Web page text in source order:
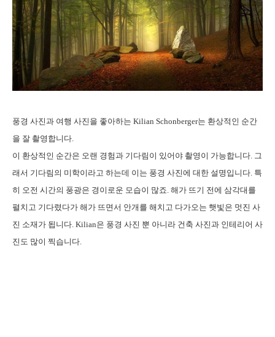
풍경 사진과 여행 사진을 좋아하는 Kilian Schonberger는 환상적인 순간
을 잘 촬영합니다.
이 환상적인 순간은 오랜 경험과 기다림이 있어야 촬영이 가능합니다. 그
래서 기다림의 미학이라고 하는데 이는 풍경 사진에 대한 설명입니다. 특
히 오전 시간의 풍광은 경이로운 모습이 많죠. 해가 뜨기 전에 삼각대를
펼치고 기다렸다가 해가 뜨면서 안개를 해치고 다가오는 햇빛은 멋진 사
진 소재가 됩니다. Kilian은 풍경 사진 뿐 아니라 건축 사진과 인테리어 사
진도 많이 찍습니다.